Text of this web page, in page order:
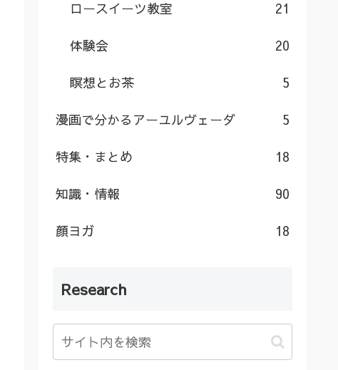
ロースイーツ教室 21
体験会 20
瞑想とお茶 5
漫画で分かるアーユルヴェーダ 5
特集・まとめ 18
知識・情報 90
顔ヨガ 18
Research